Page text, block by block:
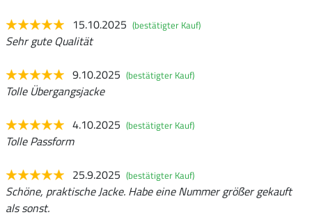
15.10.2025 (bestätigter Kauf)
Sehr gute Qualität
9.10.2025 (bestätigter Kauf)
Tolle Übergangsjacke
4.10.2025 (bestätigter Kauf)
Tolle Passform
25.9.2025 (bestätigter Kauf)
Schöne, praktische Jacke. Habe eine Nummer größer gekauft
als sonst.